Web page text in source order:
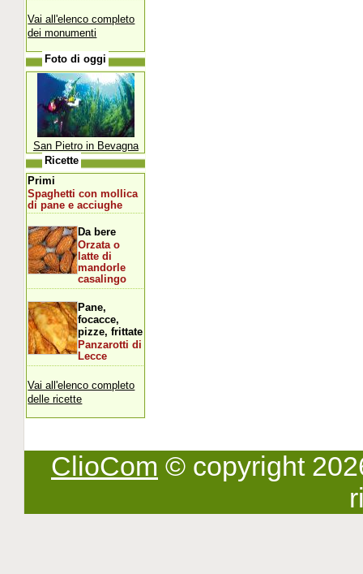
Vai all'elenco completo
dei monumenti
Foto di oggi
San Pietro in Bevagna
Ricette
Primi
Spaghetti con mollica
di pane e acciughe
Da bere
Orzata o
latte di
mandorle
casalingo
Pane,
focacce,
pizze, frittate
Panzarotti di
Lecce
Vai all'elenco completo
delle ricette
ClioCom © copyright